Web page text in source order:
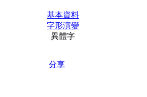
基本資料
字形演變
異體字
分享